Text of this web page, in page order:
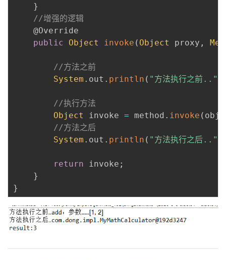
}
//增强的逻辑
@Override
public
Object invoke ( Object proxy ,
//方法之前
System . out . println ( "方法执行之前.."
//执行方法
Object
invoke = method . invoke ( obj
//方法之后
System . out . println ( "方法执行之后.."
return invoke ;
}
}